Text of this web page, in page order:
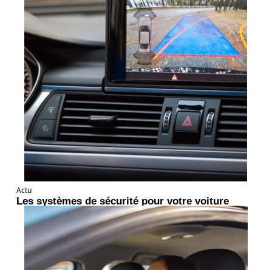
Actu
Les systèmes de sécurité pour votre voiture